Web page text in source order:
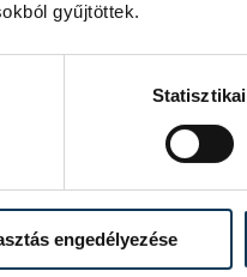
gyűjtöttek.
Statisztikai
engedélyezése